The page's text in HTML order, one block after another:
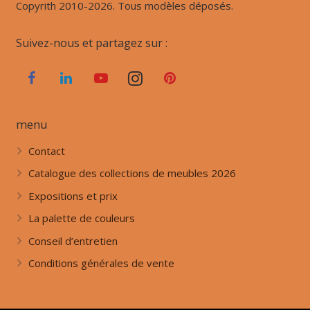
Copyrith 2010-2026. Tous modèles déposés.
Suivez-nous et partagez sur :
menu
Contact
Catalogue des collections de meubles 2026
Expositions et prix
La palette de couleurs
Conseil d’entretien
Conditions générales de vente